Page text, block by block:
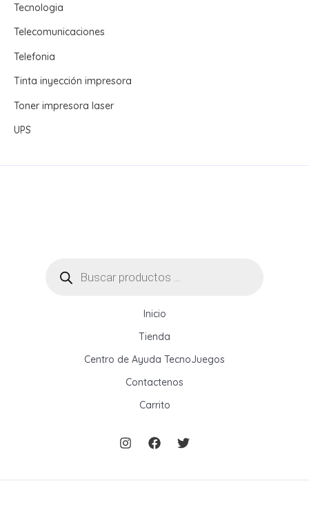
Tecnologia
Telecomunicaciones
Telefonia
Tinta inyección impresora
Toner impresora laser
UPS
productos
Inicio
Tienda
Centro de Ayuda TecnoJuegos
Contactenos
Carrito